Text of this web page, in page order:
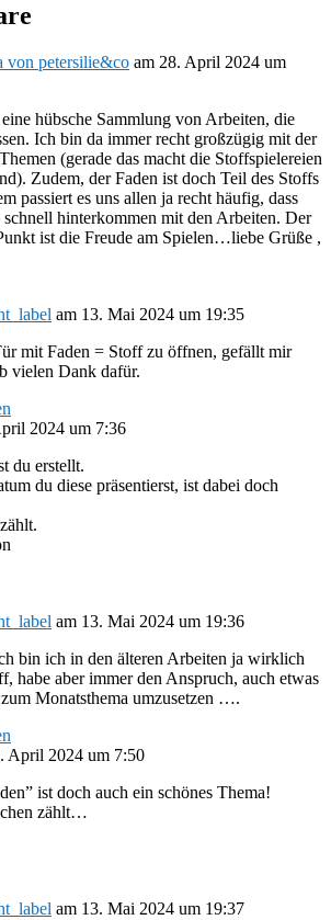
von petersilie&co am 28. April 2024 um
hübsche Sammlung von Arbeiten, die
Ich bin da immer recht großzügig mit der
(gerade das macht die Stoffspielereien
Zudem, der Faden ist doch Teil des Stoffs
passiert es uns allen ja recht häufig, dass
hinterkommen mit den Arbeiten. Der
ist die Freude am Spielen…liebe Grüße ,
am 13. Mai 2024 um 19:35
mit Faden = Stoff zu öffnen, gefällt mir
vielen Dank dafür.
2024 um 7:36
du erstellt.
du diese präsentierst, ist dabei doch
am 13. Mai 2024 um 19:36
bin ich in den älteren Arbeiten ja wirklich
habe aber immer den Anspruch, auch etwas
Monatsthema umzusetzen ….
April 2024 um 7:50
ist doch auch ein schönes Thema!
zählt…
am 13. Mai 2024 um 19:37